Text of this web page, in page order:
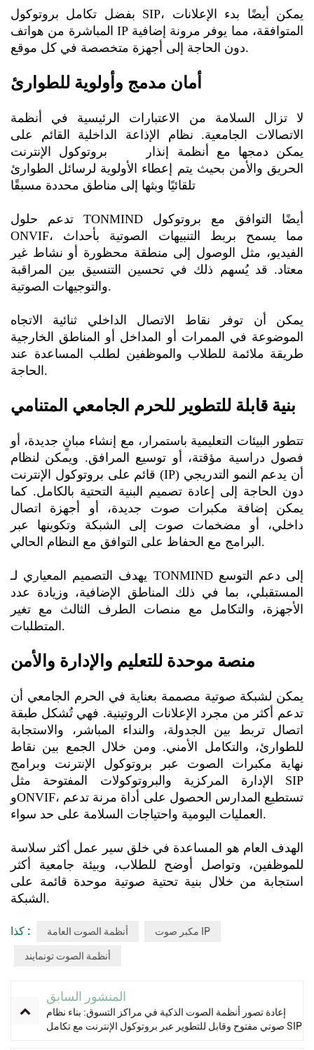
بفضل تكامل بروتوكول SIP، يمكن أيضًا بدء الإعلانات
المباشرة من هواتف IP المتوافقة، مما يوفر مرونة إضافية
دون الحاجة إلى أجهزة متخصصة في كل موقع.
أمان مدمج وأولوية للطوارئ
لا تزال السلامة من الاعتبارات الرئيسية في أنظمة
الاتصالات الجامعية. نظام الإذاعة الداخلية القائم على
يمكن دمجها مع أنظمة إنذار
الحريق والأمن بحيث يتم إعطاء الأولوية لرسائل الطوارئ
تدعم حلول TONMIND أيضًا التوافق مع بروتوكول
ONVIF، مما يسمح بربط التنبيهات الصوتية بأحداث
الفيديو، مثل الوصول إلى منطقة محظورة أو نشاط غير
معتاد. قد يُسهم ذلك في تحسين التنسيق بين المراقبة
والتوجيهات الصوتية.
يمكن أن توفر نقاط الاتصال الداخلي ثنائية الاتجاه
الموضوعة في الممرات أو المداخل أو المناطق الخارجية
طريقة ملائمة للطلاب والموظفين لطلب المساعدة عند
الحاجة.
بنية قابلة للتطوير للحرم الجامعي المتنامي
تتطور البيئات التعليمية باستمرار، مع إنشاء مبانٍ جديدة، أو
فصول دراسية مؤقتة، أو توسيع المرافق. ويمكن لنظام
قائم على بروتوكول الإنترنت (IP) أن يدعم النمو التدريجي
دون الحاجة إلى إعادة تصميم البنية التحتية بالكامل. كما
يمكن إضافة مكبرات صوت جديدة، أو أجهزة اتصال
داخلي، أو مضخمات صوت إلى الشبكة وتكوينها عبر
البرامج مع الحفاظ على التوافق مع النظام الحالي.
يهدف التصميم المعياري لـ TONMIND إلى دعم التوسع
المستقبلي، بما في ذلك المناطق الإضافية، وزيادة عدد
الأجهزة، والتكامل مع منصات الطرف الثالث مع تغير
المتطلبات.
منصة موحدة للتعليم والإدارة والأمن
يمكن لشبكة صوتية مصممة بعناية في الحرم الجامعي أن
تدعم أكثر من مجرد الإعلانات الروتينية. فهي تُشكل طبقة
اتصال تربط بين الجدولة، والنداء المباشر، والاستجابة
للطوارئ، والتكامل الأمني. ومن خلال الجمع بين نقاط
نهاية مكبرات الصوت عبر بروتوكول الإنترنت وبرامج
الإدارة المركزية والبروتوكولات المفتوحة مثل SIP
وONVIF، تستطيع المدارس الحصول على أداة مرنة تدعم
العمليات اليومية واحتياجات السلامة على حد سواء.
الهدف العام هو المساعدة في خلق سير عمل أكثر سلاسة
للموظفين، وتواصل أوضح للطلاب، وبيئة جامعية أكثر
استجابة من خلال بنية تحتية صوتية موحدة قائمة على
الشبكة.
كذا : أنظمة الصوت العامة مكبر صوت IP
أنظمة الصوت تونمايند
المنشور السابق
إعادة تصور أنظمة الصوت الذكية في مراكز التسوق: بناء نظام
صوتي مفتوح وقابل للتطوير عبر بروتوكول الإنترنت مع تكامل SIP